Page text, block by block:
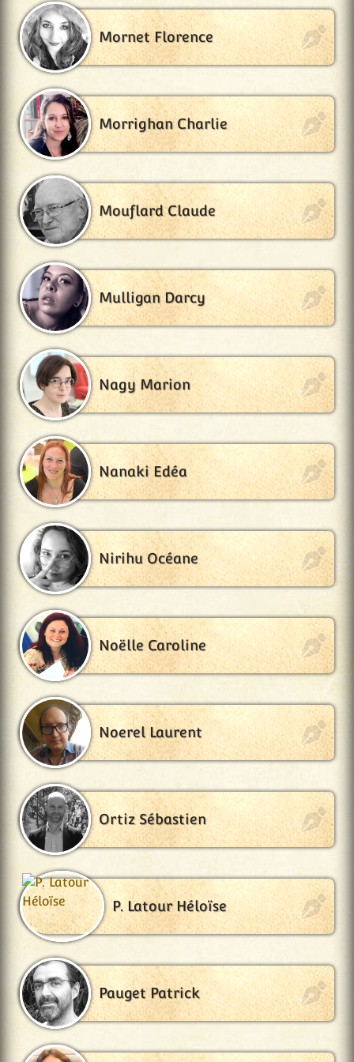
Mornet Florence
Morrighan Charlie
Mouflard Claude
Mulligan Darcy
Nagy Marion
Nanaki Edéa
Nirihu Océane
Noëlle Caroline
Noerel Laurent
Ortiz Sébastien
P. Latour Héloïse
Pauget Patrick